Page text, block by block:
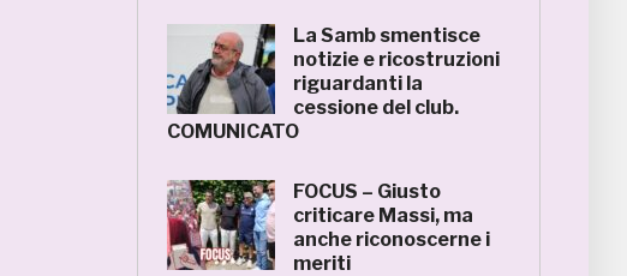
La Samb smentisce
notizie e ricostruzioni
riguardanti la
cessione del club.
COMUNICATO
FOCUS – Giusto
criticare Massi, ma
anche riconoscerne i
meriti